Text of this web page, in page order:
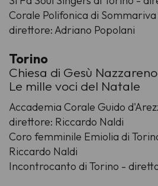
Corale Polifonica di
direttore: Adriano Popolani
Torino
Chiesa di Gesù
Le mille voci del Natale
Accademia Corale Guido
direttore: Riccardo Naldi
Coro femminile Emiolia di
Riccardo Naldi
Incontrocanto di Torino -